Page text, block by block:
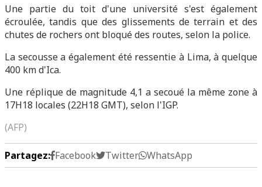
Une partie du toit d'une université s'est également
écroulée, tandis que des glissements de terrain et des
chutes de rochers ont bloqué des routes, selon la police.
La secousse a également été ressentie à Lima, à quelque
400 km d'Ica.
Une réplique de magnitude 4,1 a secoué la même zone à
17H18 locales (22H18 GMT), selon l'IGP.
(AFP)
Partagez: Facebook Twitter WhatsApp